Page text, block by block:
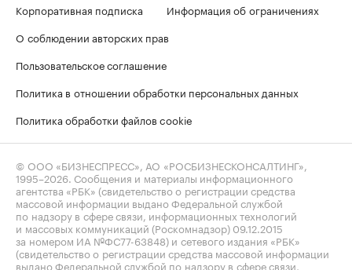
Корпоративная подписка
Информация об ограничениях
О соблюдении авторских прав
Пользовательское соглашение
Политика в отношении обработки персональных данных
Политика обработки файлов cookie
© ООО «БИЗНЕСПРЕСС», АО «РОСБИЗНЕСКОНСАЛТИНГ»,
1995–2026 . Сообщения и материалы информационного
агентства «РБК» (свидетельство о регистрации средства
массовой информации выдано Федеральной службой
по надзору в сфере связи, информационных технологий
и массовых коммуникаций (Роскомнадзор) 09.12.2015
за номером ИА №ФС77-63848) и сетевого издания «РБК»
(свидетельство о регистрации средства массовой информации
выдано Федеральной службой по надзору в сфере связи,